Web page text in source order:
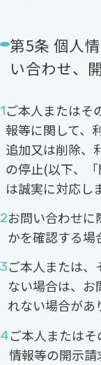
第5条 個人
い合わせ、
ご本人またはそ
報等に関して、
追加又は削除、
の停止(以下、
は誠実に対応し
お問い合わせに
かを確認する場
ご本人または
ない場合は、お
れない場合があ
ご本人または
情報等の開示